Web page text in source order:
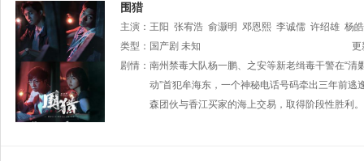
围猎
主演： 王阳 张宥浩 俞灏明 邓恩熙 李诚儒 许绍雄 杨
类型： 国产剧 未知
更
剧情： 南州禁毒大队杨一鹏、之安等新老缉毒干警在“
动”首犯牟海东，一个神秘电话号码牵出三年前
森团伙与香江买家的海上交易，取得阶段性胜利